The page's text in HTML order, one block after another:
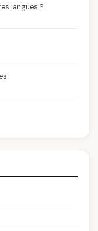
langues ?